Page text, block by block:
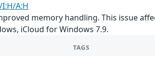
I:H/A:H
memory handling. This issue
iCloud for Windows 7.9.
TAGS